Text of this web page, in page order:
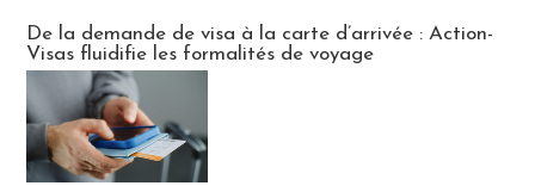
De la demande de visa à la carte d’arrivée : Action-
Visas fluidifie les formalités de voyage